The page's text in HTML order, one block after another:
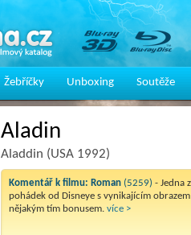
Žebříčky Unboxing Soutěže
Aladin
Aladdin (USA 1992)
Komentář k filmu: Roman (5259) - Jedna
pohádek od Disneye s vynikajícím
nějakým tím bonusem. více >